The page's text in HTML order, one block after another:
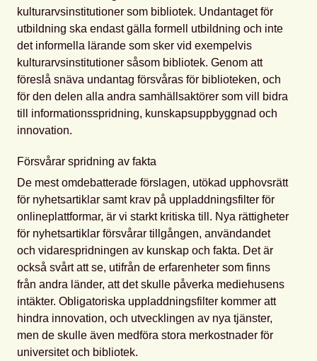
kulturarvsinstitutioner som bibliotek. Undantaget för
utbildning ska endast gälla formell utbildning och inte
det informella lärande som sker vid exempelvis
kulturarvsinstitutioner såsom bibliotek. Genom att
föreslå snäva undantag försvåras för biblioteken, och
för den delen alla andra samhällsaktörer som vill bidra
till informationsspridning, kunskapsuppbyggnad och
innovation.
Försvårar spridning av fakta
De mest omdebatterade förslagen, utökad upphovsrätt
för nyhetsartiklar samt krav på uppladdningsfilter för
onlineplattformar, är vi starkt kritiska till. Nya rättigheter
för nyhetsartiklar försvårar tillgången, användandet
och vidarespridningen av kunskap och fakta. Det är
också svårt att se, utifrån de erfarenheter som finns
från andra länder, att det skulle påverka mediehusens
intäkter. Obligatoriska uppladdningsfilter kommer att
hindra innovation, och utvecklingen av nya tjänster,
men de skulle även medföra stora merkostnader för
universitet och bibliotek.